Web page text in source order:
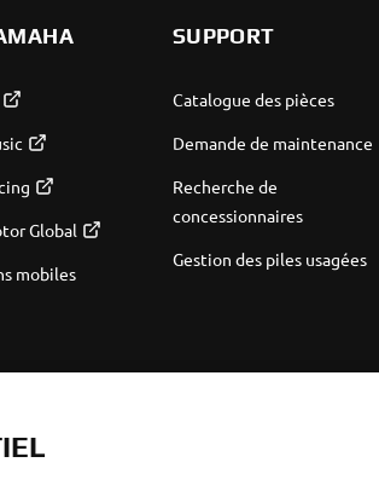
Global
mobiles
SUPPORT
Catalogue des pièces
Demande de maintenance
Recherche de
concessionnaires
Gestion des piles usagées